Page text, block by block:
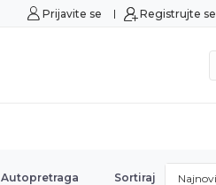
Sigurna kupovina
Prijavite se Registrujte se
Autopretraga Sortiraj